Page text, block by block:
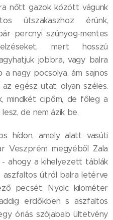
nőtt gazok között vágunk
útszakaszhoz érünk,
percnyi szúnyog-mentes
mert hosszú
jobbra, vagy balra
nagy pocsolya, ám sajnos
az egész utat, olyan széles.
mindkét cipőm, de főleg a
de nem ázik be.
hídon, amely alatt vasúti
Veszprém megyéből Zala
- ahogy a kihelyezett táblák
aszfaltos útról balra letérve
pecsét. Nyolc kilométer
erdőkben s aszfaltos
óriás szójabab ültetvény